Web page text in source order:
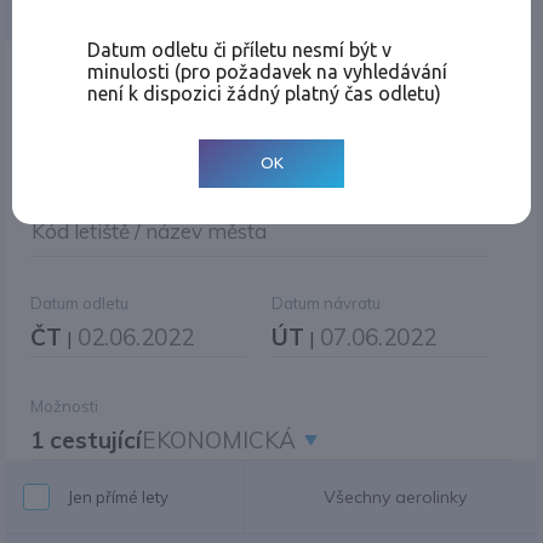
Místo odletu
Kód letiště / název města
Datum odletu
ČT | 02.06.2022
Datum návratu
ÚT | 07.06.2022
Možnosti
1 cestujícíEKONOMICKÁ
Jen přímé lety Všechny aerolinky
Datum odletu či příletu nesmí být v
minulosti (pro požadavek na vyhledávání
není k dispozici žádný platný čas odletu)
OK